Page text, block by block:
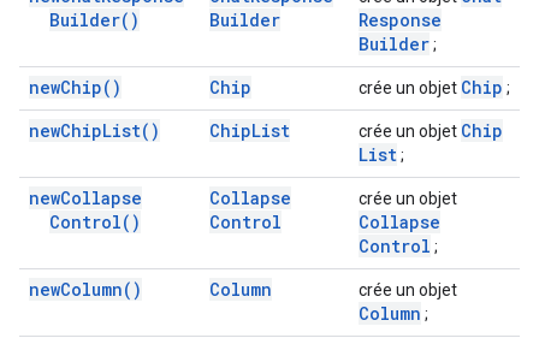
Builder( )
Builder
Response
Builder;
newChip( ) Chip crée un objet Chip ;
newChipList( ) ChipList crée un objet Chip
List;
newCollapse
Control( )
Collapse
Control
crée un objet
Collapse
Control ;
newColumn( ) Column crée un objet
Column ;